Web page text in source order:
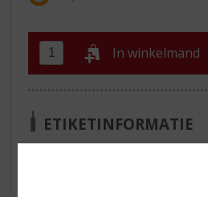
In winkelmand
ETIKETINFORMATIE